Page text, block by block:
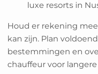
luxe resorts in
Houd er rekening
kan zijn. Plan
bestemmingen en
chauffeur voor